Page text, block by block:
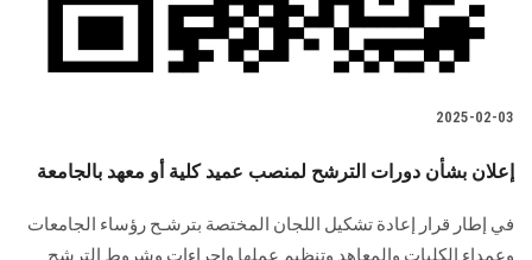
2025-02-03
إعلان بشأن دورات الترشح لمنصب عميد كلية أو معهد بالجامعة
في إطار قرار إعادة تشكيل اللجان المختصة بترشـح رؤساء الجامعات
وعمداء الكليات ‏والمعاهد وتنظيم ‏عملها وإجراءات وشروط الترشح